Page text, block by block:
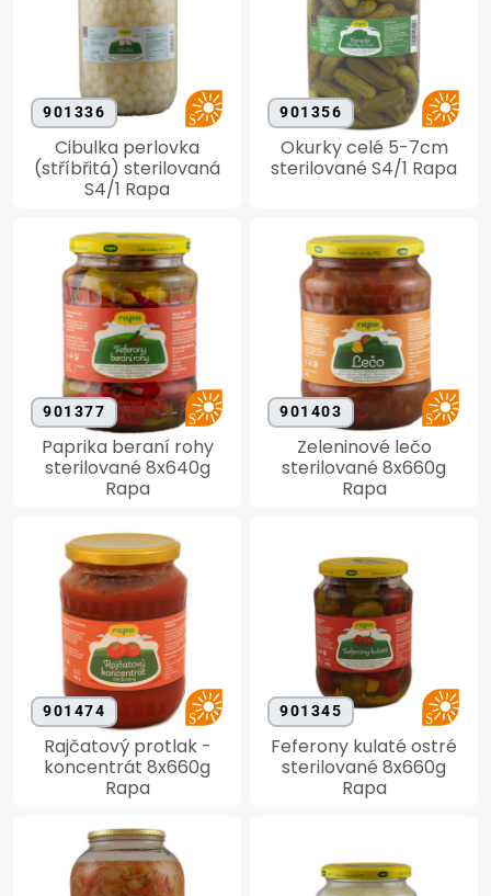
901336
Cibulka perlovka
(stříbřitá) sterilovaná
S4/1 Rapa
901356
Okurky celé 5-7cm
sterilované S4/1 Rapa
901377
Paprika beraní rohy
sterilované 8x640g
Rapa
901403
Zeleninové lečo
sterilované 8x660g
Rapa
901474
Rajčatový protlak -
koncentrát 8x660g
Rapa
901345
Feferony kulaté ostré
sterilované 8x660g
Rapa